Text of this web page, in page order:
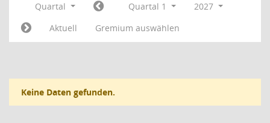
Quartal Quartal 1
2027
Aktuell
Gremium auswählen
Keine Daten gefunden.